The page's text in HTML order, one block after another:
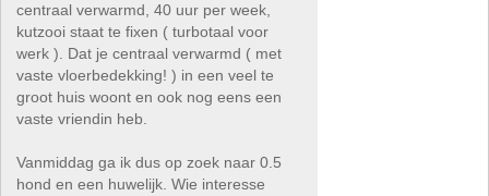
centraal verwarmd, 40 uur per week,
kutzooi staat te fixen ( turbotaal voor
werk ). Dat je centraal verwarmd ( met
vaste vloerbedekking! ) in een veel te
groot huis woont en ook nog eens een
vaste vriendin heb.
Vanmiddag ga ik dus op zoek naar 0.5
hond en een huwelijk. Wie interesse